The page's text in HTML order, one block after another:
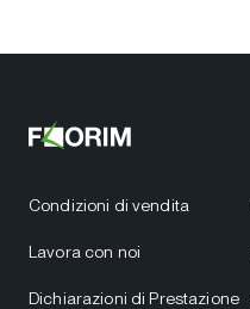
Condizioni di vendita
Lavora con noi
Dichiarazioni di Prestazione